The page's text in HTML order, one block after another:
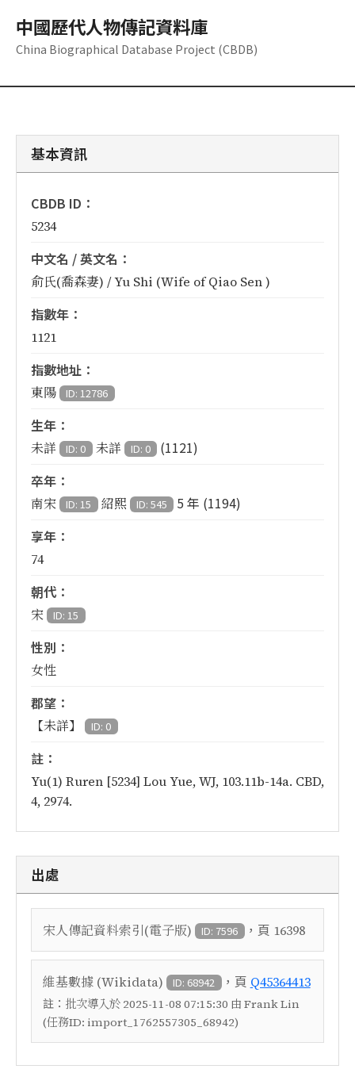
中國歷代人物傳記資料庫
China Biographical Database Project (CBDB)
基本資訊
CBDB ID：
5234
中文名 / 英文名：
俞氏(喬森妻) / Yu Shi (Wife of Qiao Sen )
指數年：
1121
指數地址：
東陽 ID: 12786
生年：
未詳 ID: 0 未詳 ID: 0
(1121)
卒年：
南宋 ID: 15 紹熙 ID: 545
5 年 (1194)
享年：
74
朝代：
宋 ID: 15
性別：
女性
郡望：
【未詳】 ID: 0
註：
Yu(1) Ruren [5234] Lou Yue, WJ, 103.11b-14a. CBD,
4, 2974.
出處
宋人傳記資料索引(電子版) ID: 7596 ，頁 16398
維基數據 (Wikidata) ID: 68942 ，頁 Q45364413
註： 批次導入於 2025-11-08 07:15:30 由 Frank Lin
(任務ID: import_1762557305_68942)